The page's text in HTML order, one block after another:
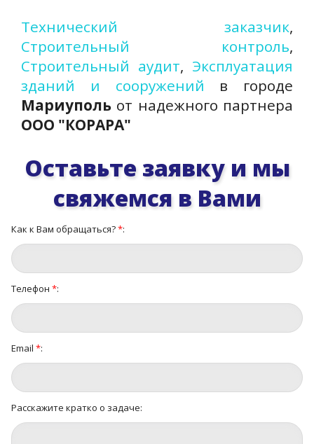
Технический заказчик,
Строительный контроль,
Строительный аудит, Эксплуатация
зданий и сооружений в городе
Мариуполь от надежного партнера
ООО "КОРАРА"
Оставьте заявку и мы
свяжемся в Вами
Как к Вам обращаться?*:
Телефон *:
Email *:
Расскажите кратко о задаче: